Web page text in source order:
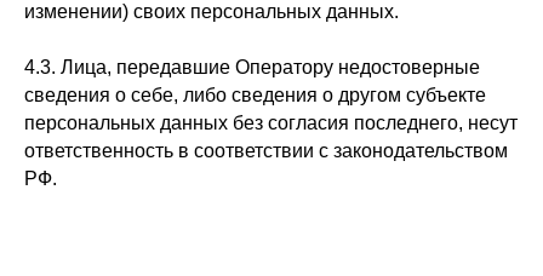
изменении) своих персональных данных.
4.3. Лица, передавшие Оператору недостоверные
сведения о себе, либо сведения о другом субъекте
персональных данных без согласия последнего, несут
ответственность в соответствии с законодательством
РФ.